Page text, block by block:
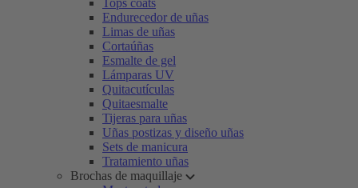
Tops coats
Endurecedor de uñas
Limas de uñas
Cortaúñas
Esmalte de gel
Lámparas UV
Quitacutículas
Quitaesmalte
Tijeras para uñas
Uñas postizas y diseño uñas
Sets de manicura
Tratamiento uñas
Brochas de maquillaje